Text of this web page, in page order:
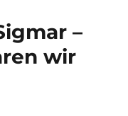
–
wir